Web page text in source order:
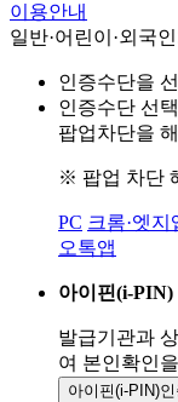
이용안내
일반·어린이·외국
인증수단을
인증수단 선
팝업차단을
※ 팝업 차단
PC 크롬·엣지
오톡앱
아이핀(i-PIN)
발급기관과
여 본인확인을
아이핀(i-PIN)